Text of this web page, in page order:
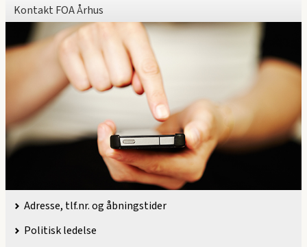
Kontakt FOA Århus
Adresse, tlf.nr. og åbningstider
Politisk ledelse